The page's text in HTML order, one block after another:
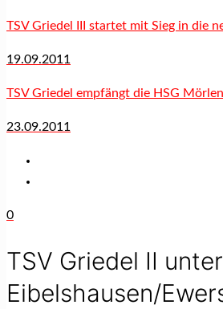
TSV Griedel III startet mit Sieg in die
19.09.2011
TSV Griedel empfängt die HSG
23.09.2011
0
TSV Griedel II
Eibelshausen/